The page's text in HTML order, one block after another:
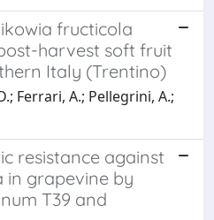
fructicola
harvest soft fruit
Italy (Trentino)
Ferrari, A.; Pellegrini, A.;
resistance against
in grapevine by
T39 and